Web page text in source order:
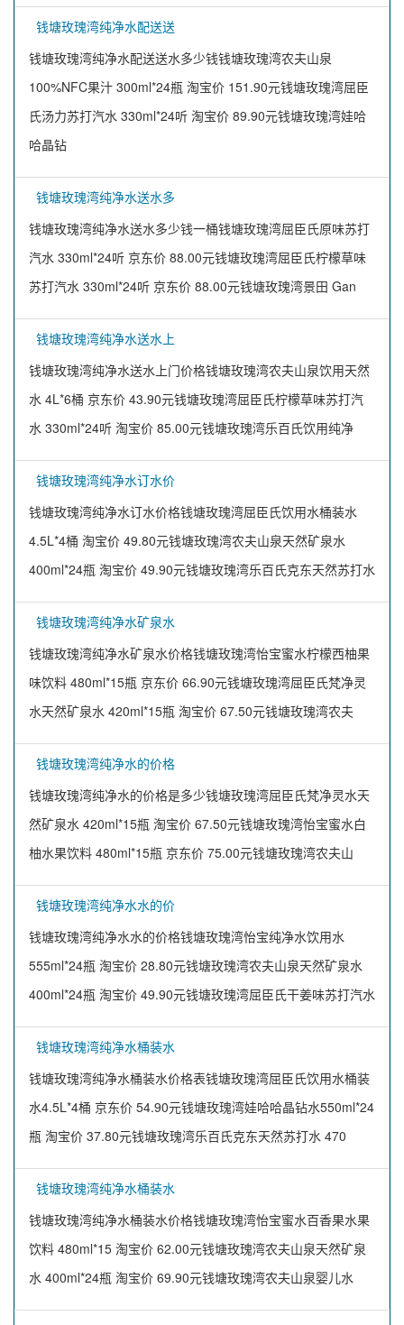
钱塘玫瑰湾纯净水配送送
钱塘玫瑰湾纯净水配送送水多少钱钱塘玫瑰湾农夫山泉
100%NFC果汁 300ml*24瓶 淘宝价 151.90元钱塘玫瑰湾屈臣
氏汤力苏打汽水 330ml*24听 淘宝价 89.90元钱塘玫瑰湾娃哈
哈晶钻
钱塘玫瑰湾纯净水送水多
钱塘玫瑰湾纯净水送水多少钱一桶钱塘玫瑰湾屈臣氏原味苏打
汽水 330ml*24听 京东价 88.00元钱塘玫瑰湾屈臣氏柠檬草味
苏打汽水 330ml*24听 京东价 88.00元钱塘玫瑰湾景田 Gan
钱塘玫瑰湾纯净水送水上
钱塘玫瑰湾纯净水送水上门价格钱塘玫瑰湾农夫山泉饮用天然
水 4L*6桶 京东价 43.90元钱塘玫瑰湾屈臣氏柠檬草味苏打汽
水 330ml*24听 淘宝价 85.00元钱塘玫瑰湾乐百氏饮用纯净
钱塘玫瑰湾纯净水订水价
钱塘玫瑰湾纯净水订水价格钱塘玫瑰湾屈臣氏饮用水桶装水
4.5L*4桶 淘宝价 49.80元钱塘玫瑰湾农夫山泉天然矿泉水
400ml*24瓶 淘宝价 49.90元钱塘玫瑰湾乐百氏克东天然苏打水
钱塘玫瑰湾纯净水矿泉水
钱塘玫瑰湾纯净水矿泉水价格钱塘玫瑰湾怡宝蜜水柠檬西柚果
味饮料 480ml*15瓶 京东价 66.90元钱塘玫瑰湾屈臣氏梵净灵
水天然矿泉水 420ml*15瓶 淘宝价 67.50元钱塘玫瑰湾农夫
钱塘玫瑰湾纯净水的价格
钱塘玫瑰湾纯净水的价格是多少钱塘玫瑰湾屈臣氏梵净灵水天
然矿泉水 420ml*15瓶 淘宝价 67.50元钱塘玫瑰湾怡宝蜜水白
柚水果饮料 480ml*15瓶 京东价 75.00元钱塘玫瑰湾农夫山
钱塘玫瑰湾纯净水水的价
钱塘玫瑰湾纯净水水的价格钱塘玫瑰湾怡宝纯净水饮用水
555ml*24瓶 淘宝价 28.80元钱塘玫瑰湾农夫山泉天然矿泉水
400ml*24瓶 淘宝价 49.90元钱塘玫瑰湾屈臣氏干姜味苏打汽水
钱塘玫瑰湾纯净水桶装水
钱塘玫瑰湾纯净水桶装水价格表钱塘玫瑰湾屈臣氏饮用水桶装
水4.5L*4桶 京东价 54.90元钱塘玫瑰湾娃哈哈晶钻水550ml*24
瓶 淘宝价 37.80元钱塘玫瑰湾乐百氏克东天然苏打水 470
钱塘玫瑰湾纯净水桶装水
钱塘玫瑰湾纯净水桶装水价格钱塘玫瑰湾怡宝蜜水百香果水果
饮料 480ml*15 淘宝价 62.00元钱塘玫瑰湾农夫山泉天然矿泉
水 400ml*24瓶 淘宝价 69.90元钱塘玫瑰湾农夫山泉婴儿水